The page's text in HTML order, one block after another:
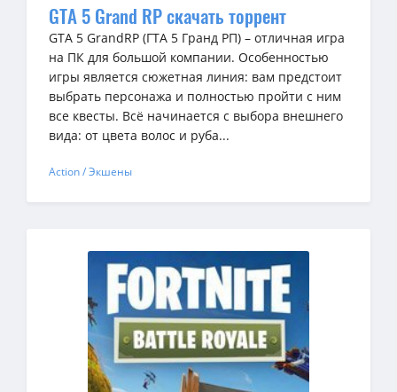
GTA 5 Grand RP скачать торрент
GTA 5 GrandRP (ГТА 5 Гранд РП) – отличная игра
на ПК для большой компании. Особенностью
игры является сюжетная линия: вам предстоит
выбрать персонажа и полностью пройти с ним
все квесты. Всё начинается с выбора внешнего
вида: от цвета волос и руба...
Action / Экшены